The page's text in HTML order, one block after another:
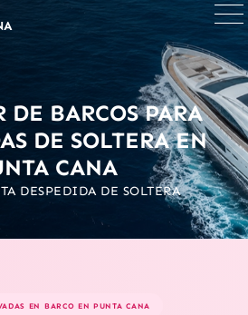
BARCOS PARA
DE SOLTERA EN
CANA
DESPEDIDA DE SOLTERA
×
EN BARCO EN PUNTA CANA